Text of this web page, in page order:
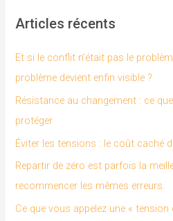
e
h
e
r
:
Articles récents
Et si le conflit n’était pas le
problème devient enfin visible ?
Résistance au changement : ce
protéger
Éviter les tensions : le coût caché
Repartir de zéro est parfois la
recommencer les mêmes erreurs.
Ce que vous appelez une «